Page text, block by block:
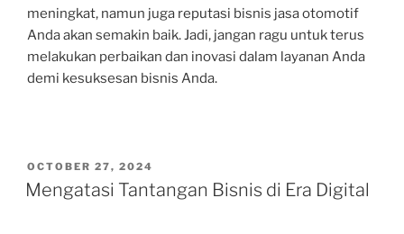
meningkat, namun juga reputasi bisnis jasa otomotif
Anda akan semakin baik. Jadi, jangan ragu untuk terus
melakukan perbaikan dan inovasi dalam layanan Anda
demi kesuksesan bisnis Anda.
POSTED
ON
OCTOBER 27, 2024
Mengatasi Tantangan Bisnis di Era Digital